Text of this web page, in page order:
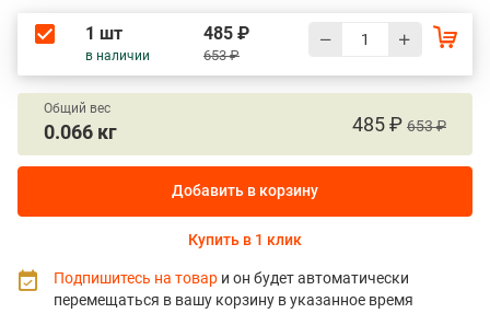
1 шт
в наличии
485 ₽
653 ₽
Общий вес
0.066 кг 485 ₽ 653 ₽
Добавить в корзину
Купить в 1 клик
Подпишитесь на товар и он будет автоматически
перемещаться в вашу корзину в указанное время